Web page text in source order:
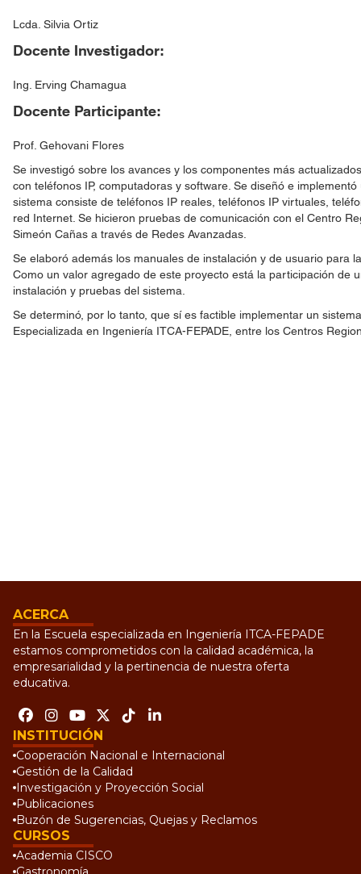
Lcda. Silvia Ortiz
Docente Investigador:
Ing. Erving Chamagua
Docente Participante:
Prof. Gehovani Flores
Se investigó sobre los avances y los componentes más
con teléfonos IP, computadoras y software. Se diseñó e
sistema consiste de teléfonos IP reales, teléfonos IP virtuales,
red Internet. Se hicieron pruebas de comunicación con el Centro
Simeón Cañas a través de Redes Avanzadas.
Se elaboró además los manuales de instalación y de usuario para
Como un valor agregado de este proyecto está la participación de
instalación y pruebas del sistema.
Se determinó, por lo tanto, que sí es factible implementar un
Especializada en Ingeniería ITCA-FEPADE, entre los Centros
ACERCA
En la Escuela especializada en Ingeniería ITCA-FEPADE
estamos comprometidos con la calidad académica, la
empresarialidad y la pertinencia de nuestra oferta
educativa.
INSTITUCIÓN
Cooperación Nacional e Internacional
Gestión de la Calidad
Investigación y Proyección Social
Publicaciones
Buzón de Sugerencias, Quejas y Reclamos
CURSOS
Academia CISCO